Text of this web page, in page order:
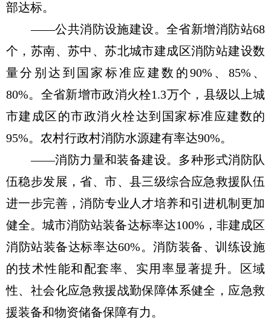
部达标。
——公共消防设施建设。全省新增消防站68
个，苏南、苏中、苏北城市建成区消防站建设数
量分别达到国家标准应建数的90%、85%、
80%。全省新增市政消火栓1.3万个，县级以上城
市建成区的市政消火栓达到国家标准应建数的
95%。农村行政村消防水源建有率达90%。
——消防力量和装备建设。多种形式消防队
伍稳步发展，省、市、县三级综合应急救援队伍
进一步完善，消防专业人才培养和引进机制更加
健全。城市消防站装备达标率达100%，非建成区
消防站装备达标率达60%。消防装备、训练设施
的技术性能和配套率、实用率显著提升。区域
性、社会化应急救援战勤保障体系健全，应急救
援装备和物资储备保障有力。